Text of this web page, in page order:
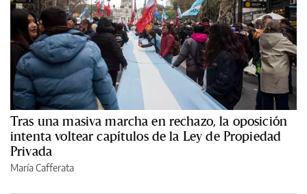
Tras una masiva marcha en rechazo, la oposición
intenta voltear capítulos de la Ley de Propiedad
Privada
María Cafferata